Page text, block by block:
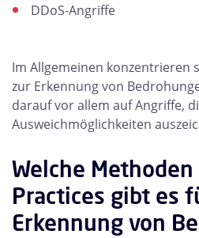
DDoS-Angriffe
Im Allgemeinen konzentrieren
zur Erkennung von
darauf vor allem auf Angriffe,
Ausweichmöglichkeiten
Welche
Practices gibt es
Erkennung von